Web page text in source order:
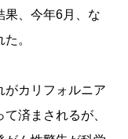
果、今年6月、な
。
がカリフォルニア
済まされるが、